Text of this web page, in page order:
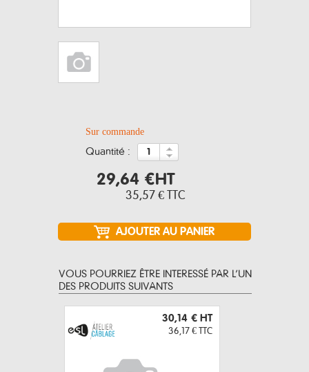
Sur commande
quantité :
29,64 €HT
35,57 € TTC
VOUS POURRIEZ ÊTRE INTERESSÉ PAR L’UN
DES PRODUITS SUIVANTS
30,14 € HT
36,17 € TTC